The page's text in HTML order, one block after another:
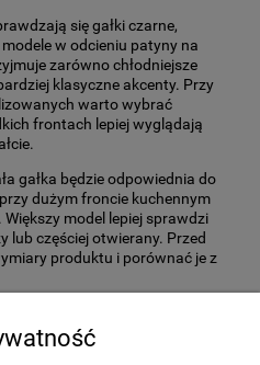
się gałki czarne,
w odcieniu patyny na
zarówno chłodniejsze
klasyczne akcenty. Przy
warto wybrać
frontach lepiej wyglądają
gałka będzie odpowiednia do
dużym froncie kuchennym
model lepiej sprawdzi
lub częściej otwierany. Przed
produktu i porównać je z